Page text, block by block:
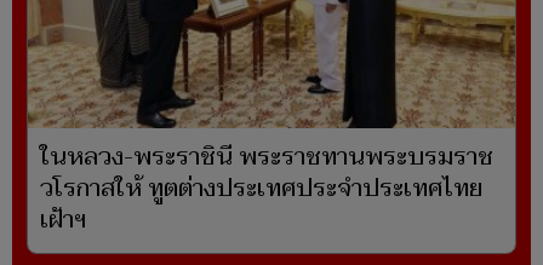
ในหลวง-พระราชินี พระราชทานพระบรมราช
วโรกาสให้ ทูตต่างประเทศประจำประเทศไทย
เฝ้าฯ